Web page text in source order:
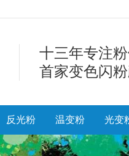
十三年专注
首家变色闪
反光粉 温变粉 光变